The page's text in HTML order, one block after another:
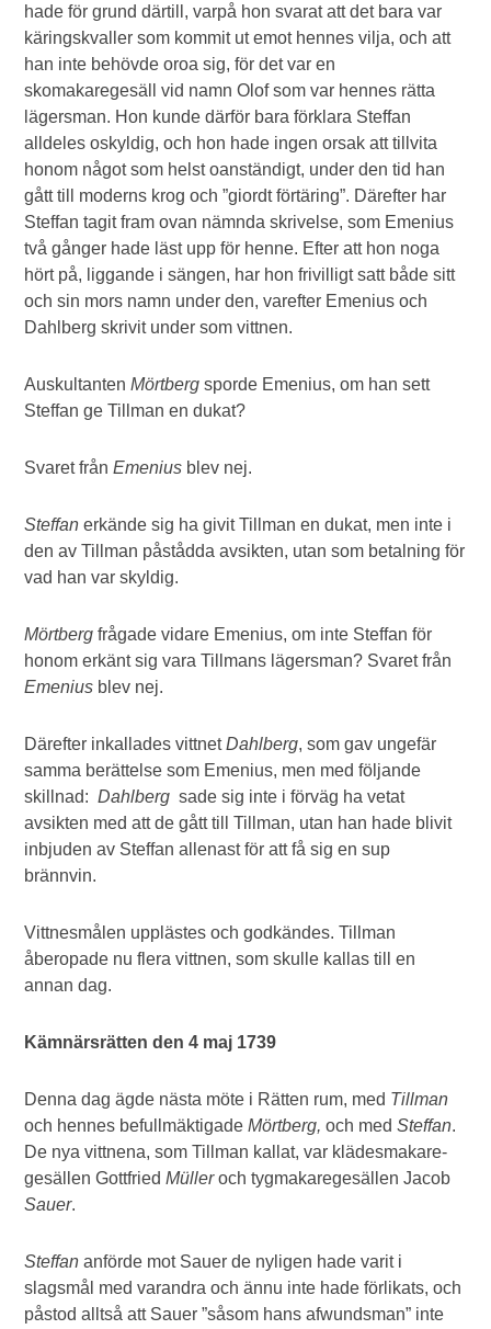
hade för grund därtill, varpå hon svarat att det bara var
käringskvaller som kommit ut emot hennes vilja, och att
han inte behövde oroa sig, för det var en
skomakaregesäll vid namn Olof som var hennes rätta
lägersman. Hon kunde därför bara förklara Steffan
alldeles oskyldig, och hon hade ingen orsak att tillvita
honom något som helst oanständigt, under den tid han
gått till moderns krog och ”giordt förtäring”. Därefter har
Steffan tagit fram ovan nämnda skrivelse, som Emenius
två gånger hade läst upp för henne. Efter att hon noga
hört på, liggande i sängen, har hon frivilligt satt både sitt
och sin mors namn under den, varefter Emenius och
Dahlberg skrivit under som vittnen.
AuskultantenMörtberg sporde Emenius, om han sett
Steffan ge Tillman en dukat?
Svaret frånEmenius blev nej.
Steffan erkände sig ha givit Tillman en dukat, men inte i
den av Tillman påstådda avsikten, utan som betalning för
vad han var skyldig.
Mörtberg frågade vidare Emenius, om inte Steffan för
honom erkänt sig vara Tillmans lägersman? Svaret från
Emenius blev nej.
Därefter inkallades vittnetDahlberg, som gav ungefär
samma berättelse som Emenius, men med följande
skillnad:Dahlberg sade sig inte i förväg ha vetat
avsikten med att de gått till Tillman, utan han hade blivit
inbjuden av Steffan allenast för att få sig en sup
brännvin.
Vittnesmålen upplästes och godkändes. Tillman
åberopade nu flera vittnen, som skulle kallas till en
annan dag.
Kämnärsrätten den 4 maj 1739
Denna dag ägde nästa möte i Rätten rum, med Tillman
och hennes befullmäktigadeMörtberg, och medSteffan.
De nya vittnena, som Tillman kallat, var klädesmakare-
gesällen GottfriedMülleroch tygmakaregesällen Jacob
Sauer.
Steffan anförde mot Sauer de nyligen hade varit i
slagsmål med varandra och ännu inte hade förlikats, och
påstod alltså att Sauer ”såsom hans afwundsman” inte